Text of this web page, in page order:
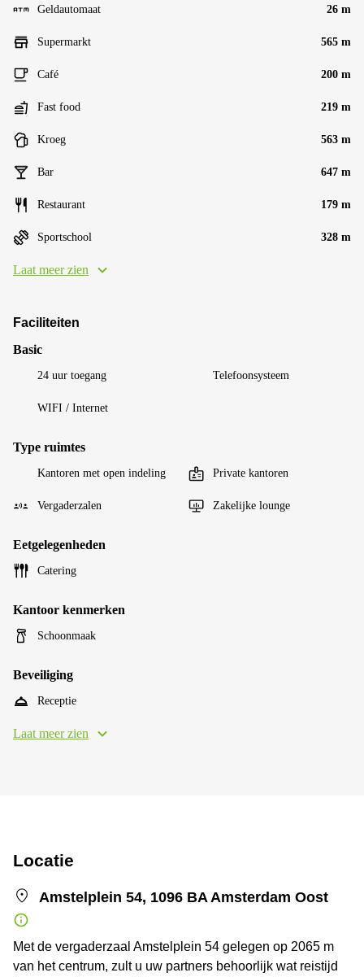
Geldautomaat 26 m
Supermarkt 565 m
Café 200 m
Fast food 219 m
Kroeg 563 m
Bar 647 m
Restaurant 179 m
Sportschool 328 m
Laat meer zien
Faciliteiten
Basic
24 uur toegang Telefoonsysteem
WIFI / Internet
Type ruimtes
Kantoren met open indeling Private kantoren
Vergaderzalen Zakelijke lounge
Eetgelegenheden
Catering
Kantoor kenmerken
Schoonmaak
Beveiliging
Receptie
Laat meer zien
Locatie
Amstelplein 54, 1096 BA Amsterdam Oost
Met de vergaderzaal Amstelplein 54 gelegen op 2065 m
van het centrum, zult u uw partners behoorlijk wat reistijd